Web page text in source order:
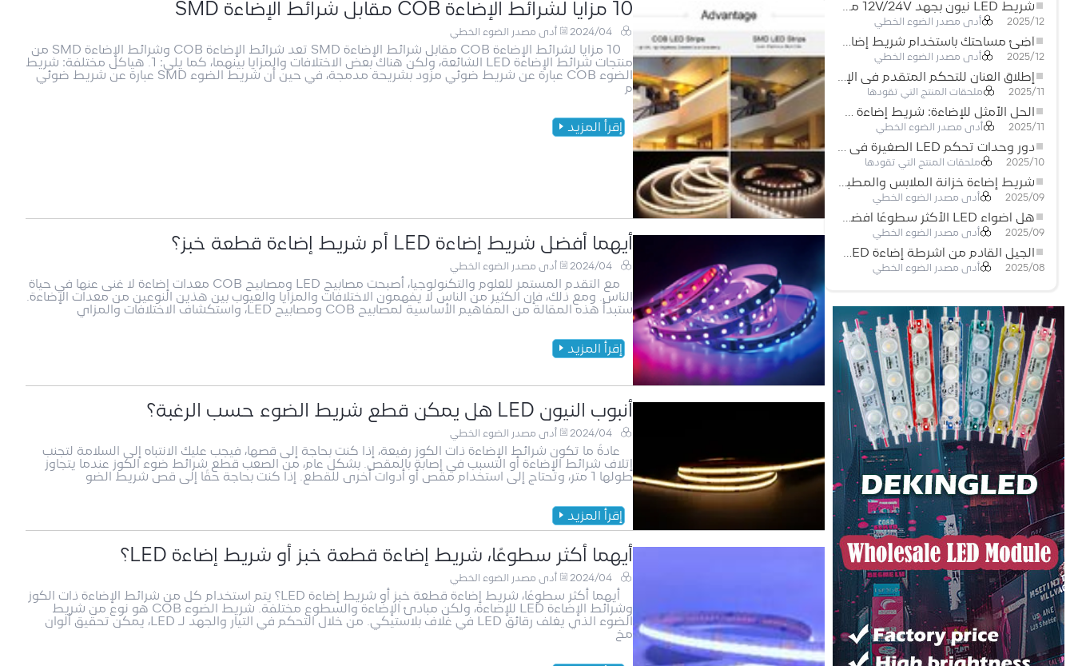
شريط LED نيون بجهد 12V/24V مع إمكانية القص كل 3 مصابيح: حل إضاءة نيون عصري لكل المساحات
2025/12 أدى مصدر الضوء الخطي
أضِئ مساحتك باستخدام شريط إضاءة LED نيون مرن منخفض الجهد
2025/12 أدى مصدر الضوء الخطي
إطلاق العنان للتحكم المتقدم في الإضاءة: المزايا الرئيسية لجهاز التحكم RGBW 5–24 فولت
2025/11 ملحقات المنتج التي تقودها
الحل الأمثل للإضاءة: شريط إضاءة LED مرن عالي الكثافة COB FOB للإضاءة الحديثة
2025/11 أدى مصدر الضوء الخطي
دور وحدات تحكم LED الصغيرة في مشاريع إضاءة شريط LED
2025/10 ملحقات المنتج التي تقودها
شريط إضاءة خزانة الملابس والمطبخ: شريط COB LED اللمسي الذي يعيد تعريف الإضاءة المنزلية والتجارية
2025/09 أدى مصدر الضوء الخطي
هل أضواء LED الأكثر سطوعًا أفضل؟
2025/09 أدى مصدر الضوء الخطي
الجيل القادم من أشرطة إضاءة LED: قابلة للقطع بحرية لإمكانيات غير محدودة
2025/08 أدى مصدر الضوء الخطي
10 مزايا لشرائط الإضاءة COB مقابل شرائط الإضاءة SMD
2024/04 أدى مصدر الضوء الخطي
10 مزايا لشرائط الإضاءة COB مقابل شرائط الإضاءة SMD تعد شرائط الإضاءة COB وشرائط الإضاءة SMD من
منتجات شرائط الإضاءة LED الشائعة، ولكن هناك بعض الاختلافات والمزايا بينهما، كما يلي: 1. هياكل مختلفة: شريط
الضوء COB عبارة عن شريط ضوئي مزود بشريحة مدمجة، في حين أن شريط الضوء SMD عبارة عن شريط ضوئي
م
إقرأ المزيد
أيهما أفضل شريط إضاءة LED أم شريط إضاءة قطعة خبز؟
2024/04 أدى مصدر الضوء الخطي
مع التقدم المستمر للعلوم والتكنولوجيا، أصبحت مصابيح LED ومصابيح COB معدات إضاءة لا غنى عنها في حياة
الناس. ومع ذلك، فإن الكثير من الناس لا يفهمون الاختلافات والمزايا والعيوب بين هذين النوعين من معدات الإضاءة.
ستبدأ هذه المقالة من المفاهيم الأساسية لمصابيح COB ومصابيح LED، واستكشاف الاختلافات والمزاي
إقرأ المزيد
أنبوب النيون LED هل يمكن قطع شريط الضوء حسب الرغبة؟
2024/04 أدى مصدر الضوء الخطي
عادةً ما تكون شرائط الإضاءة ذات الكوز رفيعة، إذا كنت بحاجة إلى قصها، فيجب عليك الانتباه إلى السلامة لتجنب
إتلاف شرائط الإضاءة أو التسبب في إصابة بالمقص. بشكل عام، من الصعب قطع شرائط ضوء الكوز عندما يتجاوز
طولها 1 متر، وتحتاج إلى استخدام مقص أو أدوات أخرى للقطع. إذا كنت بحاجة حقًا إلى قص شريط الضو
إقرأ المزيد
أيهما أكثر سطوعًا، شريط إضاءة قطعة خبز أو شريط إضاءة LED؟
2024/04 أدى مصدر الضوء الخطي
أيهما أكثر سطوعًا، شريط إضاءة قطعة خبز أو شريط إضاءة LED؟ يتم استخدام كل من شرائط الإضاءة ذات الكوز
وشرائط الإضاءة LED للإضاءة، ولكن مبادئ الإضاءة والسطوع مختلفة. شريط الضوء COB هو نوع من شريط
الضوء الذي يغلف رقائق LED في غلاف بلاستيكي. من خلال التحكم في التيار والجهد لـ LED، يمكن تحقيق ألوان
مخ